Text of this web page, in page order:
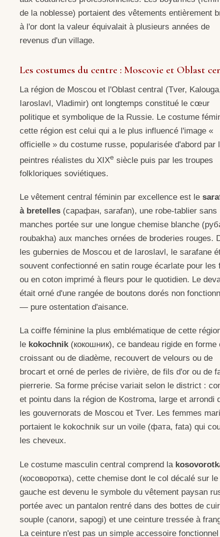
de la noblesse) portaient des vêtements entièrement
à l'or dont la valeur équivalait à plusieurs années de
revenus d'un village.
Les costumes du centre : Moscovie et Oblast
La région de Moscou et l'Oblast central (Tver,
Iaroslavl, Vladimir) ont longtemps constitué le cœur
politique et symbolique de la Russie. Le costume
cette région est celui qui a le plus influencé l'image «
officielle » du costume russe, popularisée d'abord par
peintres réalistes du XIXe siècle puis par les troupes
folkloriques soviétiques.
Le vêtement central féminin par excellence est le
à bretelles (сарафан, sarafan), une robe-tablier sans
manches portée sur une longue chemise blanche
roubakha) aux manches ornées de broderies rouges.
les gubernies de Moscou et de Iaroslavl, le sarafane
souvent confectionné en satin rouge écarlate pour les
ou en coton imprimé à fleurs pour le quotidien. Le
était orné d'une rangée de boutons dorés non
— pure ostentation d'aisance.
La coiffe féminine la plus emblématique de cette
le kokochnik(кокошник), ce bandeau rigide en forme
croissant ou de diadème, recouvert de velours ou de
brocart et orné de perles de rivière, de fils d'or ou de
pierrerie. Sa forme précise variait selon le district :
et pointu dans la région de Kostroma, large et arrondi
les gouvernorats de Moscou et Tver. Les femmes
portaient le kokochnik sur un voile (фата, fata) qui
les cheveux.
Le costume masculin central comprend la
(косоворотка), cette chemise dont le col décalé sur
gauche est devenu le symbole du vêtement paysan
portée avec un pantalon rentré dans des bottes de cuir
souple (сапоги, sapogi) et une ceinture tressée à
La ceinture n'est pas un simple accessoire